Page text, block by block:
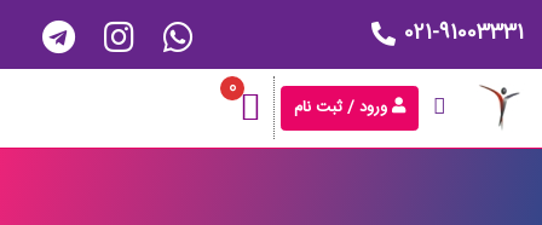
021-91003331
ورود / ثبت نام
0